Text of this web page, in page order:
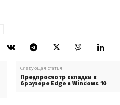
Следующая статья
Предпросмотр вкладки в
браузере Edge в Windows 10